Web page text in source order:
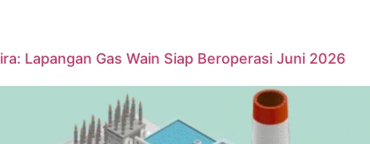
Lapangan Gas Wain Siap Beroperasi Juni 2026